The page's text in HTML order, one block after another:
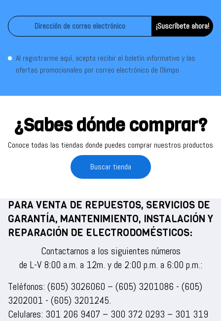
¡Suscríbete ahora!
Al registrarme aquí, acepto recibir el boletín informativo y las
ofertas promocionales por correo electrónico de Olimpo
¿Sabes dónde comprar?
Conoce todas las tiendas donde puedes comprar nuestros productos
Buscar tienda
PARA VENTA DE REPUESTOS, SERVICIOS DE
GARANTÍA, MANTENIMIENTO, INSTALACIÓN Y
REPARACIÓN DE ELECTRODOMÉSTICOS:
Contactarnos a los siguientes números
de L-V 8:00 a.m. a 12m. y de 2:00 p.m. a 6:00 p.m.:
Teléfonos: (605) 3026060 – (605) 3201086 - (605)
3202001 - (605) 3201245.
Celulares: 301 206 9407 – 300 372 0293 – 301 319